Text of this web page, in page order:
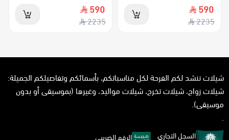
590
2235
590
2235
شيلات ننشد لكم الفرحة لكل مناسباتكم، بأسمائكم وتفاصيلكم الجميلة:
شيلات زواج، شيلات تخرج، شيلات مواليد، وغيرها (بموسيقى أو بدون
موسيقى).
.
السجل التجاري الرقم الضريبي